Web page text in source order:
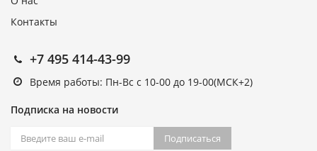
Контакты
+7 495 414-43-99
Время работы: Пн-Вс с 10-00 до 19-00(МСК+2)
Подписка на новости
Подписаться